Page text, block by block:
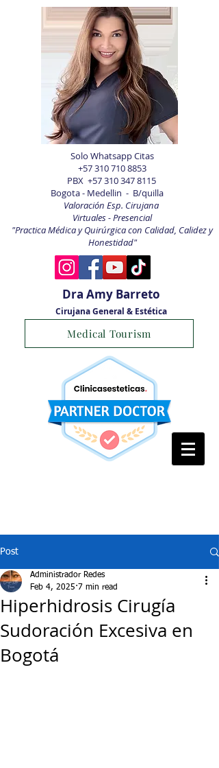
Solo Whatsapp Citas
+57 310 710 8853
PBX +57 310 347 8115
Bogota - Medellin - B/quilla
Valoración Esp. Cirujana
Virtuales - Presencial
"Practica Médica y Quirúrgica con Calidad, Calidez y
Honestidad"
Dra Amy Barreto
Cirujana General & Estética
Medical Tourism
Post
Hiperhidrosis Cirugía
Sudoración Excesiva en
Bogotá
Administrador Redes
Feb 4, 2025 7 min read